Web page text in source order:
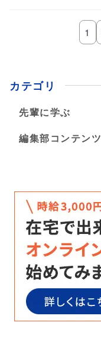
1
カテゴリ
先輩に学ぶ
編集部コンテンツ